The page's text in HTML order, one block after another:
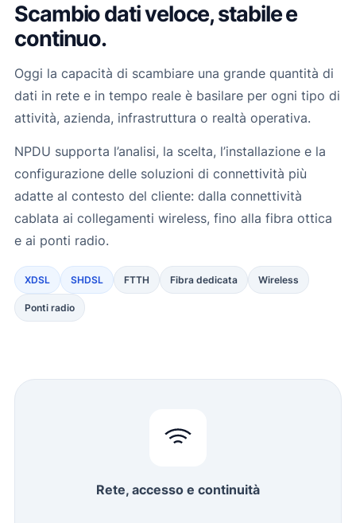
Scambio dati veloce, stabile e
continuo.
Oggi la capacità di scambiare una grande quantità di
dati in rete e in tempo reale è basilare per ogni tipo di
attività, azienda, infrastruttura o realtà operativa.
NPDU supporta l’analisi, la scelta, l’installazione e la
configurazione delle soluzioni di connettività più
adatte al contesto del cliente: dalla connettività
cablata ai collegamenti wireless, fino alla fibra ottica
e ai ponti radio.
XDSL SHDSL FTTH Fibra dedicata Wireless
Ponti radio
Rete, accesso e continuità